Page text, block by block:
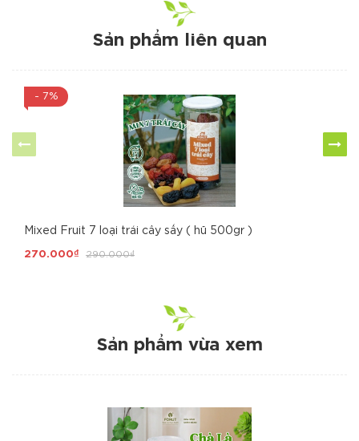
Sản phẩm liên quan
- 7%
Mixed Fruit 7 loại trái cây sấy ( hũ 500gr )
270.000₫ 290.000₫
Sản phẩm vừa xem